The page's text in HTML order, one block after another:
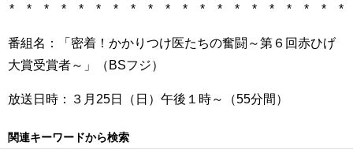
* * * * * * * * * * * * * * * * * * * *
番組名：「密着！かかりつけ医たちの奮闘～第６回赤ひげ
大賞受賞者～」（BSフジ）
放送日時：３月25日（日）午後１時～（55分間）
関連キーワードから検索